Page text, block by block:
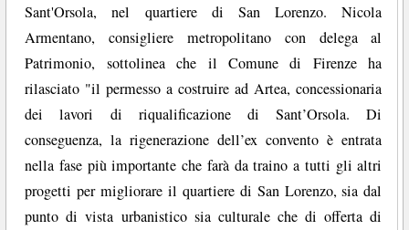
Sant'Orsola, nel quartiere di San Lorenzo. Nicola
Armentano, consigliere metropolitano con delega al
Patrimonio, sottolinea che il Comune di Firenze ha
rilasciato "il permesso a costruire ad Artea, concessionaria
dei lavori di riqualificazione di Sant’Orsola. Di
conseguenza, la rigenerazione dell’ex convento è entrata
nella fase più importante che farà da traino a tutti gli altri
progetti per migliorare il quartiere di San Lorenzo, sia dal
punto di vista urbanistico sia culturale che di offerta di